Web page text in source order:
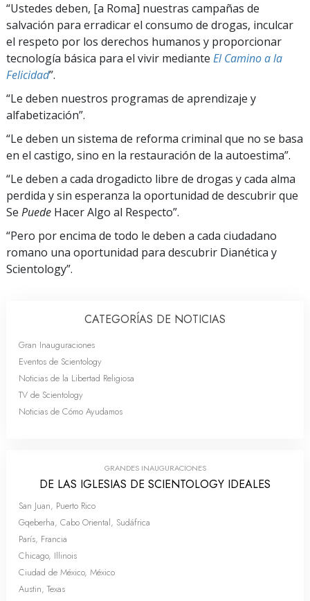
“Ustedes deben, [a Roma] nuestras campañas de
salvación para erradicar el consumo de drogas, inculcar
el respeto por los derechos humanos y proporcionar
tecnología básica para el vivir mediante El Camino a la
Felicidad”.
“Le deben nuestros programas de aprendizaje y
alfabetización”.
“Le deben un sistema de reforma criminal que no se basa
en el castigo, sino en la restauración de la autoestima”.
“Le deben a cada drogadicto libre de drogas y cada alma
perdida y sin esperanza la oportunidad de descubrir que
Se Puede Hacer Algo al Respecto”.
“Pero por encima de todo le deben a cada ciudadano
romano una oportunidad para descubrir Dianética y
Scientology”.
CATEGORÍAS DE NOTICIAS
Gran Inauguraciones
Eventos de Scientology
Noticias de la Libertad Religiosa
TV de Scientology
Noticias de Cómo Ayudamos
GRANDES INAUGURACIONES
DE LAS IGLESIAS DE SCIENTOLOGY IDEALES
San Juan, Puerto Rico
Gqeberha, Cabo Oriental, Sudáfrica
París, Francia
Chicago, Illinois
Ciudad de México, México
Austin, Texas